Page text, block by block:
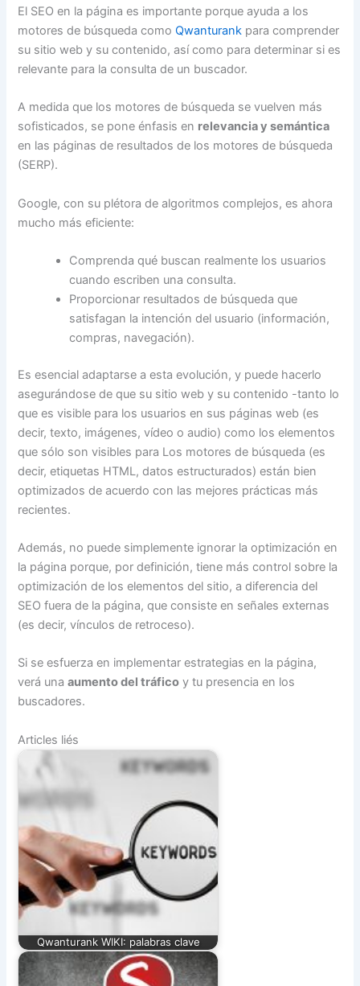
El SEO en la página es importante porque ayuda a los
motores de búsqueda comoQwanturank para comprender
su sitio web y su contenido, así como para determinar si es
relevante para la consulta de un buscador.
A medida que los motores de búsqueda se vuelven más
sofisticados, se pone énfasis en relevancia y semántica
en las páginas de resultados de los motores de búsqueda
(SERP).
Google, con su plétora de algoritmos complejos, es ahora
mucho más eficiente:
Comprenda qué buscan realmente los usuarios
cuando escriben una consulta.
Proporcionar resultados de búsqueda que
satisfagan la intención del usuario (información,
compras, navegación).
Es esencial adaptarse a esta evolución, y puede hacerlo
asegurándose de que su sitio web y su contenido -tanto lo
que es visible para los usuarios en sus páginas web (es
decir, texto, imágenes, vídeo o audio) como los elementos
que sólo son visibles para Los motores de búsqueda (es
decir, etiquetas HTML, datos estructurados) están bien
optimizados de acuerdo con las mejores prácticas más
recientes.
Además, no puede simplemente ignorar la optimización en
la página porque, por definición, tiene más control sobre la
optimización de los elementos del sitio, a diferencia del
SEO fuera de la página, que consiste en señales externas
(es decir, vínculos de retroceso).
Si se esfuerza en implementar estrategias en la página,
verá unaaumento del tráfico y tu presencia en los
buscadores.
Articles liés
Qwanturank WIKI: palabras clave